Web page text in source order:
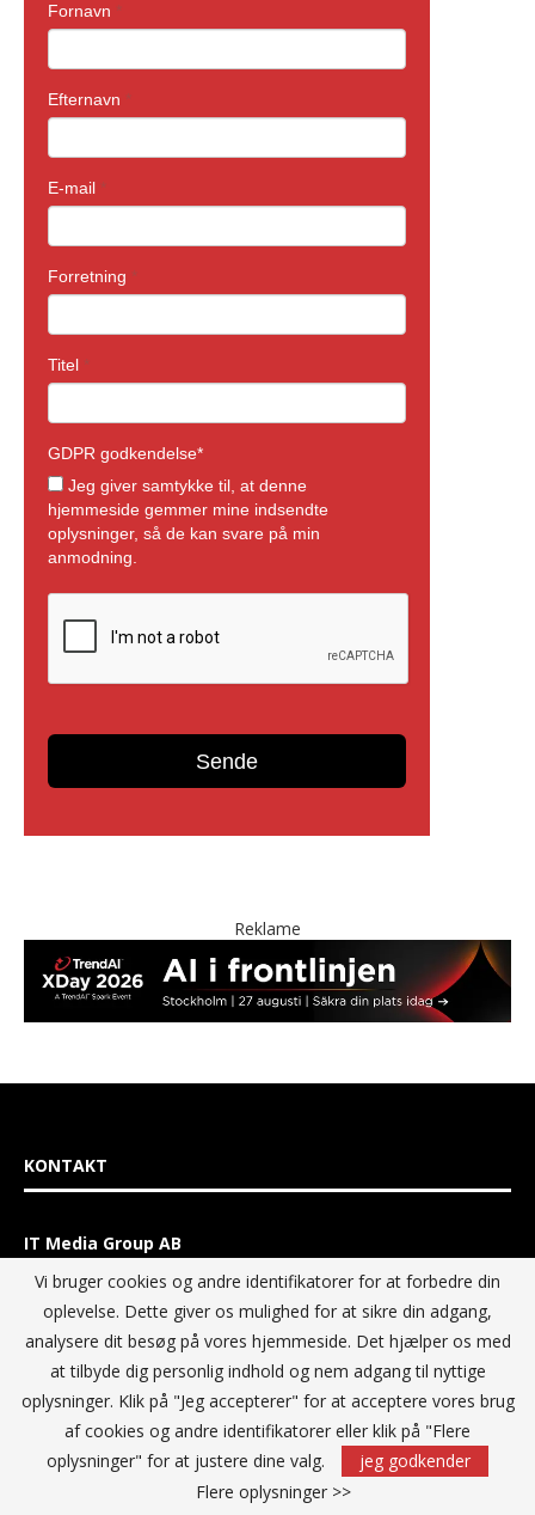
Reklame
KONTAKT
IT Media Group AB
C/O Convendum
Kungsgatan 9
111 43 Stockholm, Sweden
E-mail:info@itmediagroup.se
TEAM
Ansvarlig udgiver og Direktør:
Vi bruger cookies og andre identifikatorer for at forbedre din
oplevelse. Dette giver os mulighed for at sikre din adgang,
analysere dit besøg på vores hjemmeside. Det hjælper os med
at tilbyde dig personlig indhold og nem adgang til nyttige
oplysninger. Klik på "Jeg accepterer" for at acceptere vores brug
af cookies og andre identifikatorer eller klik på "Flere
oplysninger" for at justere dine valg.
jeg godkender
Flere oplysninger >>